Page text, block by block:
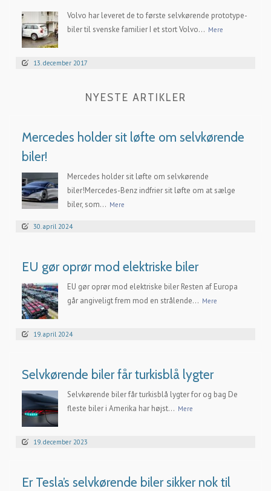
Volvo har leveret de to første selvkørende prototype-
biler til svenske familier I et stort Volvo... Mere
13. december 2017
NYESTE ARTIKLER
Mercedes holder sit løfte om selvkørende
biler!
Mercedes holder sit løfte om selvkørende
biler!Mercedes-Benz indfrier sit løfte om at sælge
biler, som... Mere
30. april 2024
EU gør oprør mod elektriske biler
EU gør oprør mod elektriske biler Resten af Europa
går angiveligt frem mod en strålende... Mere
19. april 2024
Selvkørende biler får turkisblå lygter
Selvkørende biler får turkisblå lygter for og bag De
fleste biler i Amerika har højst... Mere
19. december 2023
Er Tesla’s selvkørende biler sikker nok til